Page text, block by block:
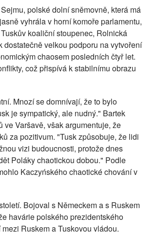
polské dolní sněmovně, která má
vyhrála v horní komoře parlamentu,
koaliční stoupenec, Rolnická
dostatečně velkou podporu na vytvoření
chaosem posledních čtyř let.
což přispívá k stabilnímu obrazu
Mnozí se domnívají, že to bylo
je sympatický, ale nudný." Bartek
Varšavě, však argumentuje, že
za pozitivum. "Tusk způsobuje, že lidi
vizi budoucnosti, protože dnes
Poláky chaotickou dobou." Podle
Kaczyńského chaotické chování v
Bojoval s Německem a s Ruskem
havárie polského prezidentského
Ruskem a Tuskovou vládou.